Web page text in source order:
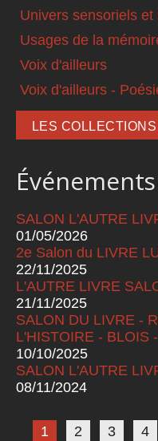
Univers sensoriels
Usages de la
Voix d'ailleurs
Voix d'ailleurs -
LES
SALON L'AUTRE
01/05/2026
2e Salon du LIVRE
22/11/2025
L'AUTRE LIVRE
21/11/2025
SALON DU LIVRE -
L'HISTOIRE - BLOIS
10/10/2025
SALON L'AUTRE
08/11/2024
Pages
1 2 3 4